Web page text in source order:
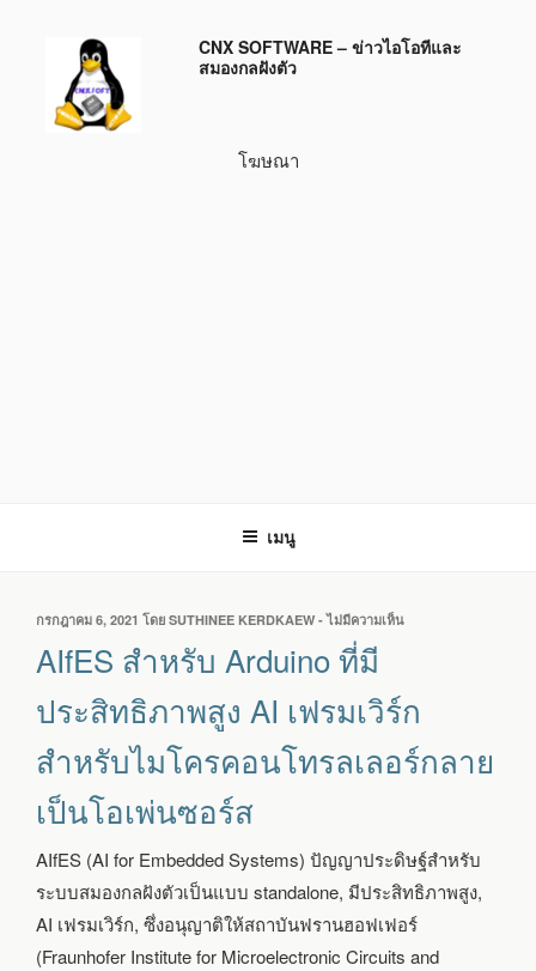
บทความ
CNX SOFTWARE – ข่าวไอโอทีและ
สมองกลฝังตัว
โฆษณา
เมนู
เขียน
ที่
กรกฎาคม 6, 2021 โดย SUTHINEE KERDKAEW -ไม่มีความเห็น
ที่
ประสิทธิภาพ
สูง
เวิร์ก
สำหรับ
ไมโคร
คอนโทรลเลอร์
เป็น
AIfES สำหรับ Arduino ที่มี
ประสิทธิภาพสูง AI เฟรมเวิร์ก
สำหรับไมโครคอนโทรลเลอร์กลาย
เป็นโอเพ่นซอร์ส
AIfES (AI for Embedded Systems) ปัญญาประดิษฐ์สำหรับ
ระบบสมองกลฝังตัวเป็นแบบ standalone, มีประสิทธิภาพสูง,
AI เฟรมเวิร์ก, ซึ่งอนุญาติให้สถาบันฟรานฮอฟเฟอร์
(Fraunhofer Institute for Microelectronic Circuits and